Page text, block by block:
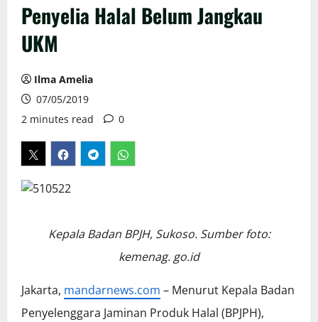
Penyelia Halal Belum Jangkau
UKM
Ilma Amelia
07/05/2019
2 minutes read
0
Kepala Badan BPJH, Sukoso. Sumber foto:
kemenag. go.id
Jakarta, mandarnews.com – Menurut Kepala Badan
Penyelenggara Jaminan Produk Halal (BPJPH),